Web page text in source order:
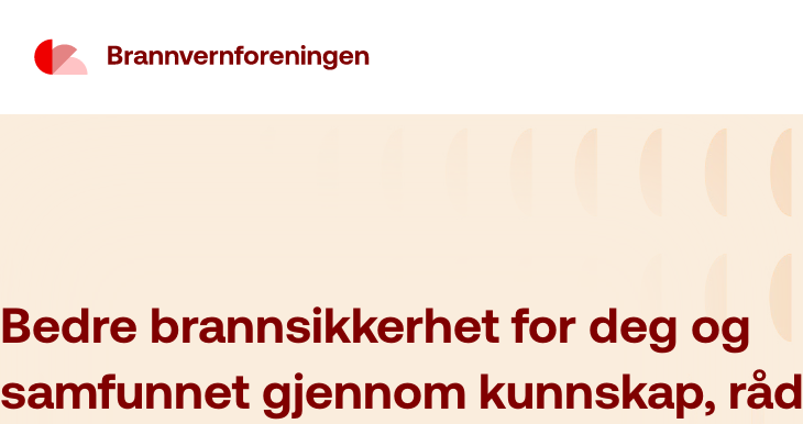
Bedre brannsikkerhet for deg og
samfunnet gjennom kunnskap, råd